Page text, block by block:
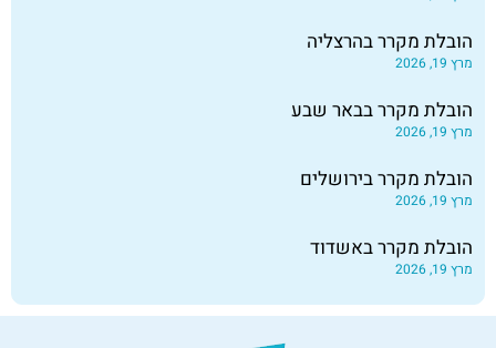
הובלת מקרר בהרצליה
מרץ 19, 2026
הובלת מקרר בבאר שבע
מרץ 19, 2026
הובלת מקרר בירושלים
מרץ 19, 2026
הובלת מקרר באשדוד
מרץ 19, 2026